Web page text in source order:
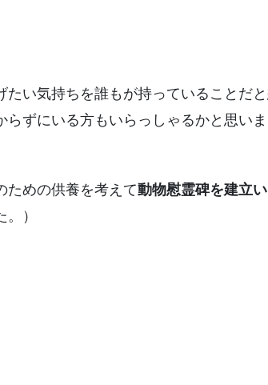
い気持ちを誰もが持っていることだ
ずにいる方もいらっしゃるかと思いま
ための供養を考えて動物慰霊碑を建立
）